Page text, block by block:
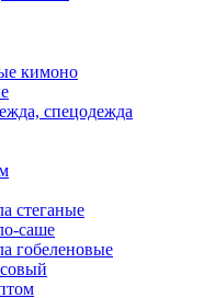
кимоно
спецодежда
стеганые
саше
гобеленовые